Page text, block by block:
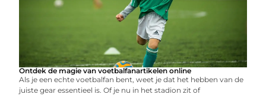
Ontdek de magie van voetbalfanartikelen online
Als je een echte voetbalfan bent, weet je dat het hebben van de
juiste gear essentieel is. Of je nu in het stadion zit of